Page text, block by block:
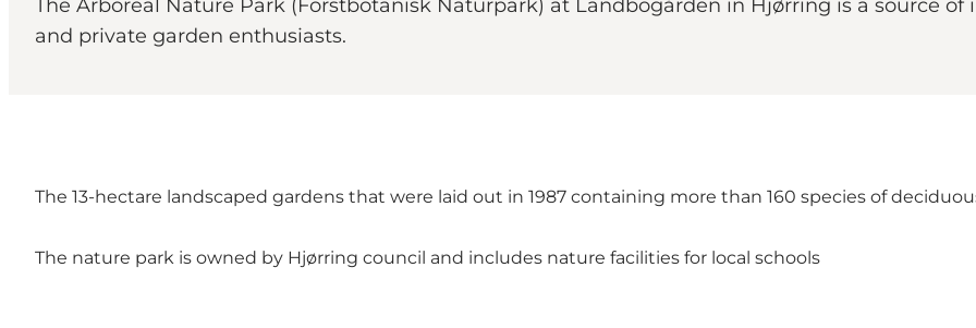
The Arboreal Nature Park (Forstbotanisk Naturpark) at Landbogården in Hjørring is a source
and private garden enthusiasts.
The 13-hectare landscaped gardens that were laid out in 1987 containing more than 160 species of
The nature park is owned by Hjørring council and includes nature facilities for local schools